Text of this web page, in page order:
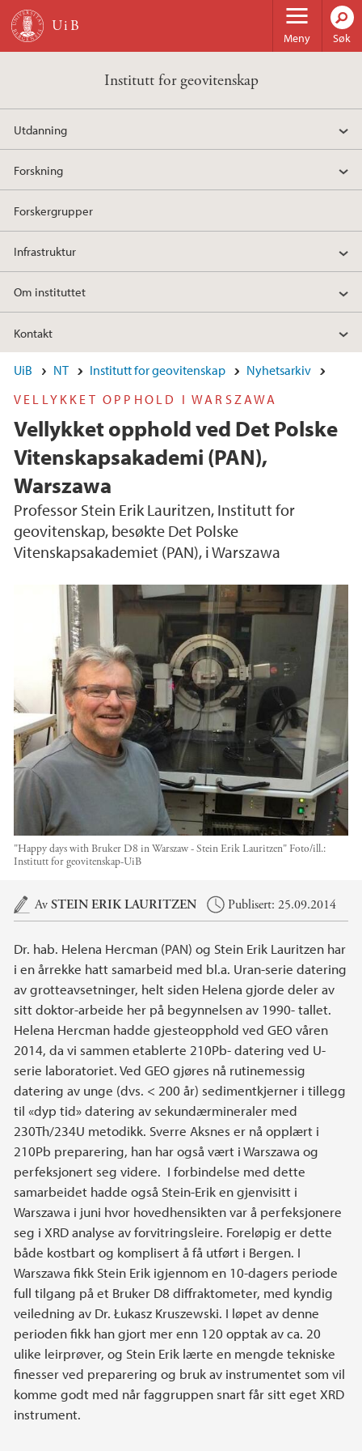
Hopp til hovedinnhold
Meny Søk
Institutt for geovitenskap
Utdanning
Forskning
Forskergrupper
Infrastruktur
Om instituttet
Kontakt
UiB NT Institutt for geovitenskap
Nyhetsarkiv
VELLYKKET OPPHOLD I WARSZAWA
Vellykket opphold ved Det Polske
Vitenskapsakademi (PAN),
Warszawa
Professor Stein Erik Lauritzen, Institutt for
geovitenskap, besøkte Det Polske
Vitenskapsakademiet (PAN), i Warszawa
"Happy days with Bruker D8 in Warszaw - Stein Erik Lauritzen" Foto/ill.:
Institutt for geovitenskap-UiB
Hovedinnhold
AvSTEIN ERIK LAURITZEN Publisert: 25.09.2014
Dr. hab. Helena Hercman (PAN) og Stein Erik Lauritzen har
i en årrekke hatt samarbeid med bl.a. Uran-serie datering
av grotteavsetninger, helt siden Helena gjorde deler av
sitt doktor-arbeide her på begynnelsen av 1990- tallet.
Helena Hercman hadde gjesteopphold ved GEO våren
2014, da vi sammen etablerte 210Pb- datering ved U-
serie laboratoriet. Ved GEO gjøres nå rutinemessig
datering av unge (dvs. < 200 år) sedimentkjerner i tillegg
til «dyp tid» datering av sekundærmineraler med
230Th/234U metodikk. Sverre Aksnes er nå opplært i
210Pb preparering, han har også vært i Warszawa og
perfeksjonert seg videre. I forbindelse med dette
samarbeidet hadde også Stein-Erik en gjenvisitt i
Warszawa i juni hvor hovedhensikten var å perfeksjonere
seg i XRD analyse av forvitringsleire. Foreløpig er dette
både kostbart og komplisert å få utført i Bergen. I
Warszawa fikk Stein Erik igjennom en 10-dagers periode
full tilgang på et Bruker D8 diffraktometer, med kyndig
veiledning av Dr. Łukasz Kruszewski. I løpet av denne
perioden fikk han gjort mer enn 120 opptak av ca. 20
ulike leirprøver, og Stein Erik lærte en mengde tekniske
finesser ved preparering og bruk av instrumentet som vil
komme godt med når faggruppen snart får sitt eget XRD
instrument.